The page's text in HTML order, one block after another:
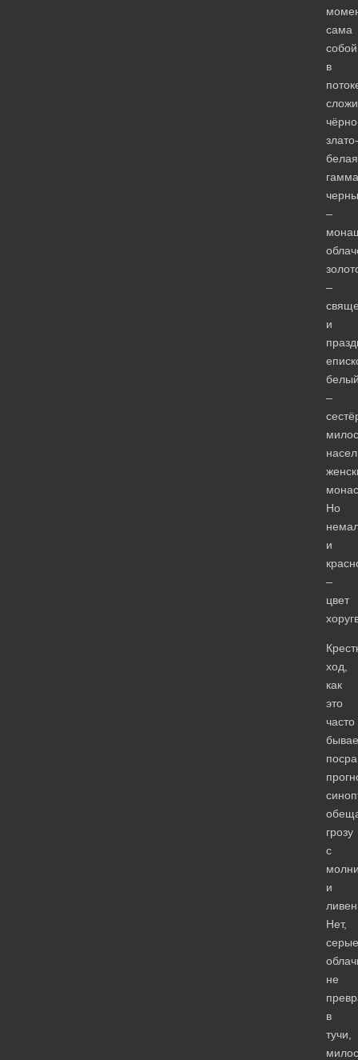
сама
собой
в
злато-
белая
–
–
и
–
Но
и
–
цвет
ход,
как
это
часто
грозу
с
и
Нет,
серые
не
в
тучи,